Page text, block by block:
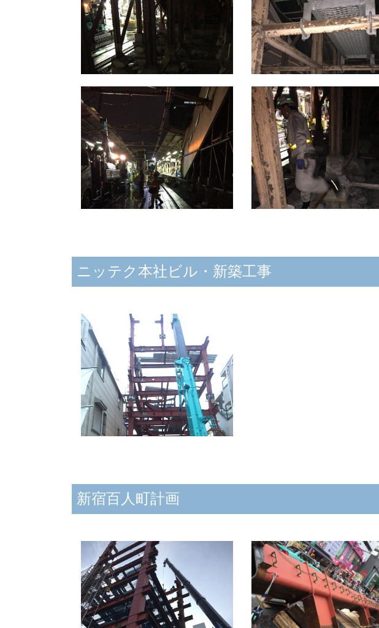
ニッテク本社ビル・新築工事
新宿百人町計画